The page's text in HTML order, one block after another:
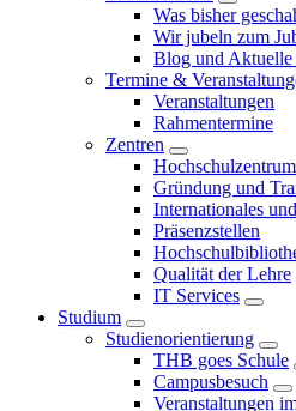
Was bisher
Wir jubeln zum
Blog und Aktuelle
Termine &
Veranstaltungen
Rahmentermine
Zentren
Gründung und
Internationales
Präsenzstellen
Qualität der Lehre
IT Services
Studium
Studienorientierung
THB goes Schule
Campusbesuch
Veranstaltungen